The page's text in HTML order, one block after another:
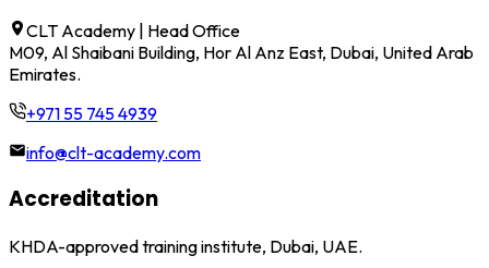
CLT Academy | Head Office
M09, Al Shaibani Building, Hor Al Anz East, Dubai, United Arab
Emirates.
+971 55 745 4939
info@clt-academy.com
Accreditation
KHDA-approved training institute, Dubai, UAE.